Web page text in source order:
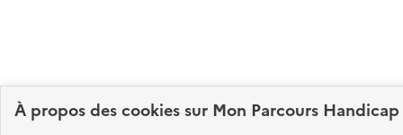
À propos descookiessur Mon Parcours Handicap